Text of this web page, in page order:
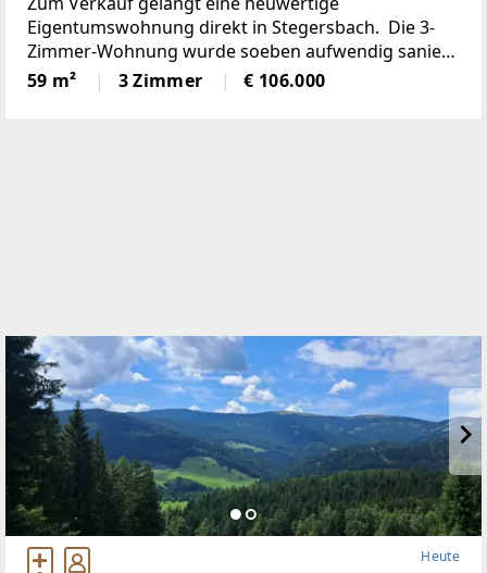
Eigentumswohnung direkt in Stegersbach. Die 3-
Zimmer-Wohnung wurde soeben aufwendig saniert.
So wurde unter anderem dieElektronik gänzlich
erneuert und für einen niedrigen
59 m² 3 Zimmer € 106.000
Heute